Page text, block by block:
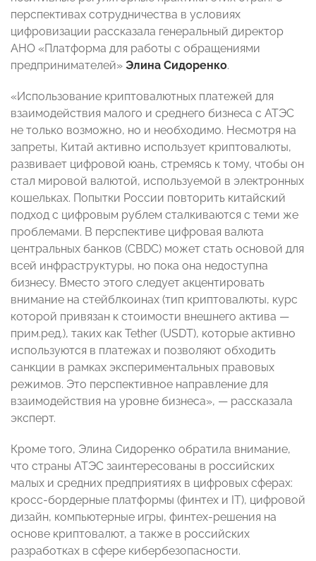
перспективах сотрудничества в условиях
цифровизации рассказала генеральный директор
АНО «Платформа для работы с обращениями
предпринимателей» Элина Сидоренко.
«Использование криптовалютных платежей для
взаимодействия малого и среднего бизнеса с АТЭС
не только возможно, но и необходимо. Несмотря на
запреты, Китай активно использует криптовалюты,
развивает цифровой юань, стремясь к тому, чтобы он
стал мировой валютой, используемой в электронных
кошельках. Попытки России повторить китайский
подход с цифровым рублем сталкиваются с теми же
проблемами. В перспективе цифровая валюта
центральных банков (CBDC) может стать основой для
всей инфраструктуры, но пока она недоступна
бизнесу. Вместо этого следует акцентировать
внимание на стейблкоинах (тип криптовалюты, курс
которой привязан к стоимости внешнего актива —
прим.ред.), таких как Tether (USDT), которые активно
используются в платежах и позволяют обходить
санкции в рамках экспериментальных правовых
режимов. Это перспективное направление для
взаимодействия на уровне бизнеса», — рассказала
эксперт.
Кроме того, Элина Сидоренко обратила внимание,
что страны АТЭС заинтересованы в российских
малых и средних предприятиях в цифровых сферах:
кросс-бордерные платформы (финтех и IT), цифровой
дизайн, компьютерные игры, финтех-решения на
основе криптовалют, а также в российских
разработках в сфере кибербезопасности.